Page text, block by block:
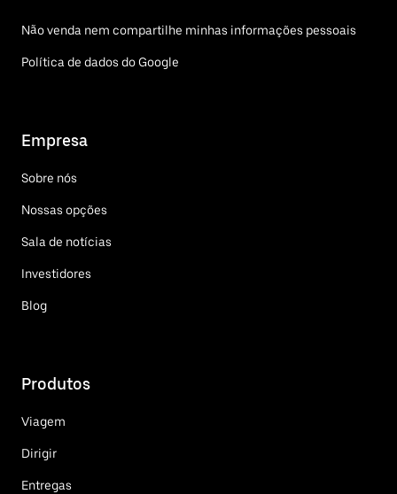
Não venda nem compartilhe minhas informações pessoais
Política de dados do Google
Empresa
Sobre nós
Nossas opções
Sala de notícias
Investidores
Blog
Produtos
Viagem
Dirigir
Entregas